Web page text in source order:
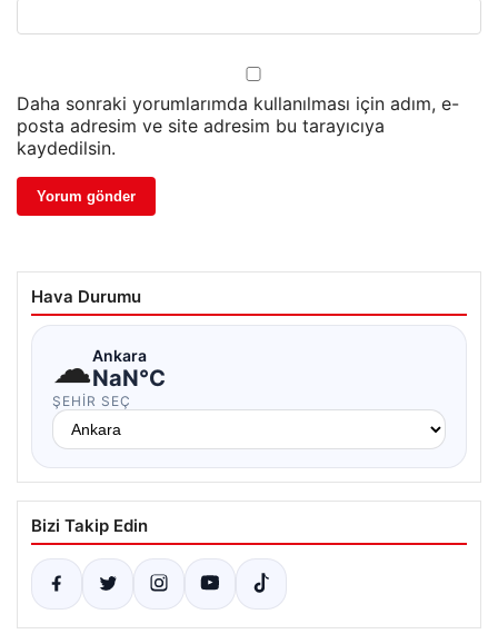
Daha sonraki yorumlarımda kullanılması için adım, e-
posta adresim ve site adresim bu tarayıcıya
kaydedilsin.
Hava Durumu
☁Ankara
NaN°C
ŞEHIR SEÇ
Bizi Takip Edin